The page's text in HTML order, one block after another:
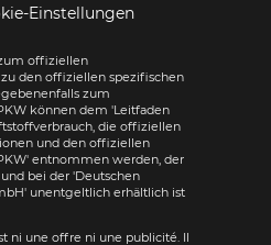
Einstellungen
offiziellen
den offiziellen spezifischen
zum
können dem 'Leitfaden
die offiziellen
und den offiziellen
entnommen werden, der
bei der 'Deutschen
unentgeltlich erhältlich ist
ni une offre ni une publicité. Il